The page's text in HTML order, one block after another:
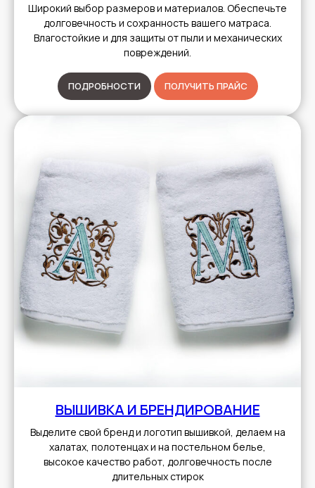
Широкий выбор размеров и материалов. Обеспечьте
долговечность и сохранность вашего матраса.
Влагостойкие и для защиты от пыли и механических
повреждений.
ПОДРОБНОСТИ ПОЛУЧИТЬ ПРАЙС
ВЫШИВКА И БРЕНДИРОВАНИЕ
Выделите свой бренд и логотип вышивкой, делаем на
халатах, полотенцах и на постельном белье,
высокое качество работ, долговечность после
длительных стирок